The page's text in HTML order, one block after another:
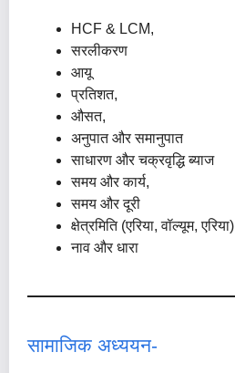
HCF & LCM,
सरलीकरण
आयू
प्रतिशत,
औसत,
अनुपात और समानुपात
साधारण और चक्रवृद्धि ब्याज
समय और कार्य,
समय और दूरी
क्षेत्रमिति (एरिया, वॉल्यूम, एरिया)
नाव और धारा
सामाजिक अध्ययन-